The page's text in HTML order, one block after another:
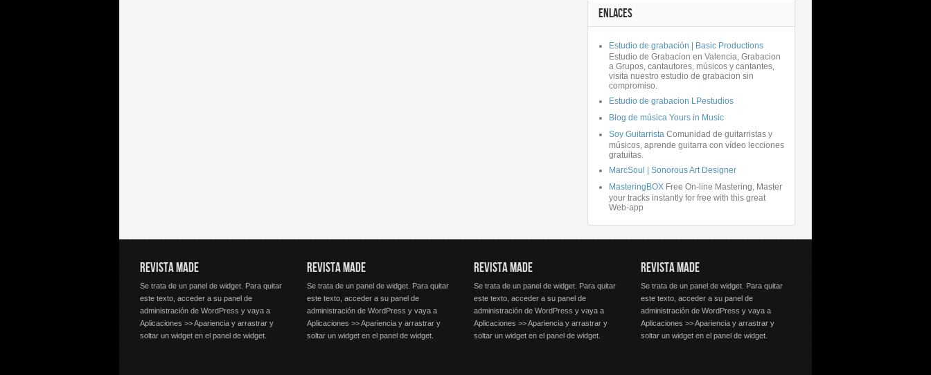
ENLACES
Estudio de grabación | Basic Productions
Estudio de Grabacion en Valencia, Grabacion
a Grupos, cantautores, músicos y cantantes,
visita nuestro estudio de grabacion sin
compromiso.
Estudio de grabacion LPestudios
Blog de música Yours in Music
Soy Guitarrista Comunidad de guitarristas y
músicos, aprende guitarra con vídeo lecciones
gratuitas.
MarcSoul | Sonorous Art Designer
MasteringBOX Free On-line Mastering, Master
your tracks instantly for free with this great
Web-app
REVISTA MADE
Se trata de un panel de widget. Para quitar
este texto, acceder a su panel de
administración de WordPress y vaya a
Aplicaciones >> Apariencia y arrastrar y
soltar un widget en el panel de widget.
REVISTA MADE
Se trata de un panel de widget. Para quitar
este texto, acceder a su panel de
administración de WordPress y vaya a
Aplicaciones >> Apariencia y arrastrar y
soltar un widget en el panel de widget.
REVISTA MADE
Se trata de un panel de widget. Para quitar
este texto, acceder a su panel de
administración de WordPress y vaya a
Aplicaciones >> Apariencia y arrastrar y
soltar un widget en el panel de widget.
REVISTA MADE
Se trata de un panel de widget. Para quitar
este texto, acceder a su panel de
administración de WordPress y vaya a
Aplicaciones >> Apariencia y arrastrar y
soltar un widget en el panel de widget.